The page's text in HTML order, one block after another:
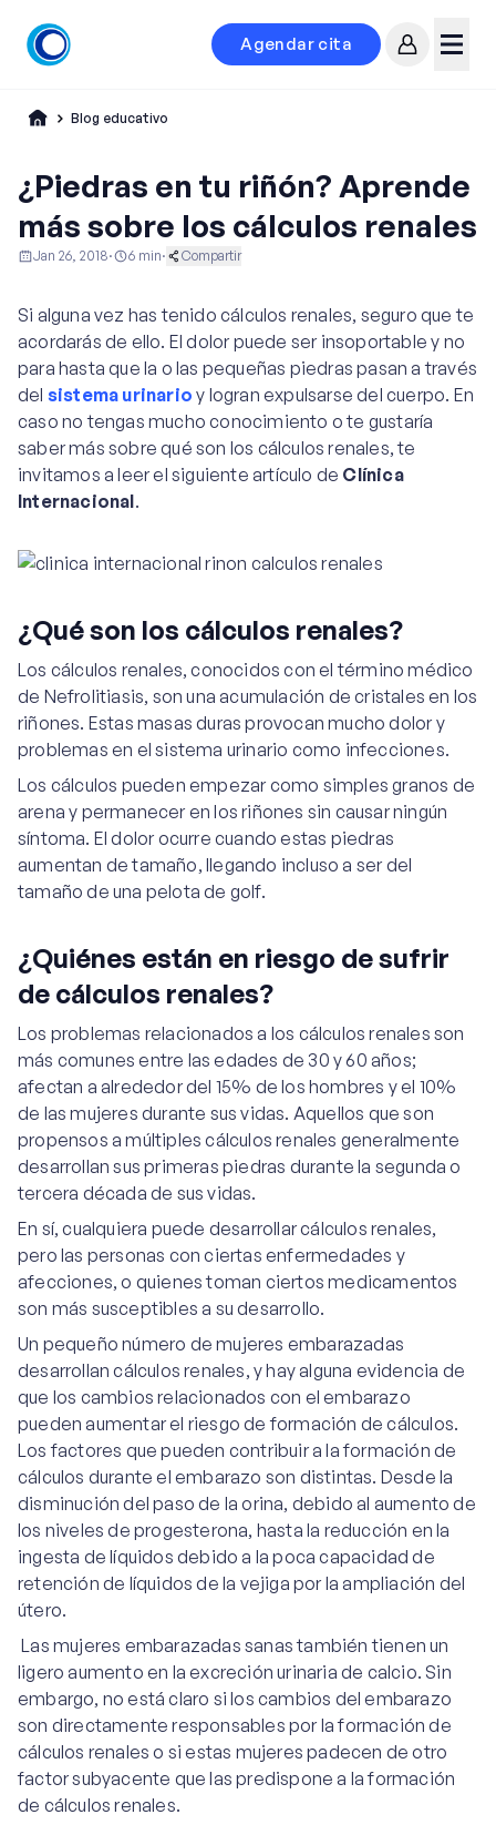
Agendar cita
Blog educativo
¿Piedras en tu riñón? Aprende
más sobre los cálculos renales
Jan 26, 2018· 6 min· Compartir
Educación al Paciente
Ginecología y Obstetricia
Urología
Si alguna vez has tenido cálculos renales, seguro que te
acordarás de ello. El dolor puede ser insoportable y no
para hasta que la o las pequeñas piedras pasan a través
del sistema urinario y logran expulsarse del cuerpo. En
caso no tengas mucho conocimiento o te gustaría
saber más sobre qué son los cálculos renales, te
invitamos a leer el siguiente artículo de Clínica
Internacional.
¿Qué son los cálculos renales?
Los cálculos renales, conocidos con el término médico
de Nefrolitiasis, son una acumulación de cristales en los
riñones. Estas masas duras provocan mucho dolor y
problemas en el sistema urinario como infecciones.
Los cálculos pueden empezar como simples granos de
arena y permanecer en los riñones sin causar ningún
síntoma. El dolor ocurre cuando estas piedras
aumentan de tamaño, llegando incluso a ser del
tamaño de una pelota de golf.
¿Quiénes están en riesgo de sufrir
de cálculos renales?
Los problemas relacionados a los cálculos renales son
más comunes entre las edades de 30 y 60 años;
afectan a alrededor del 15% de los hombres y el 10%
de las mujeres durante sus vidas. Aquellos que son
propensos a múltiples cálculos renales generalmente
desarrollan sus primeras piedras durante la segunda o
tercera década de sus vidas.
En sí, cualquiera puede desarrollar cálculos renales,
pero las personas con ciertas enfermedades y
afecciones, o quienes toman ciertos medicamentos
son más susceptibles a su desarrollo.
Un pequeño número de mujeres embarazadas
desarrollan cálculos renales, y hay alguna evidencia de
que los cambios relacionados con el embarazo
pueden aumentar el riesgo de formación de cálculos.
Los factores que pueden contribuir a la formación de
cálculos durante el embarazo son distintas. Desde la
disminución del paso de la orina, debido al aumento de
los niveles de progesterona, hasta la reducción en la
ingesta de líquidos debido a la poca capacidad de
retención de líquidos de la vejiga por la ampliación del
útero.
Las mujeres embarazadas sanas también tienen un
ligero aumento en la excreción urinaria de calcio. Sin
embargo, no está claro si los cambios del embarazo
son directamente responsables por la formación de
cálculos renales o si estas mujeres padecen de otro
factor subyacente que las predispone a la formación
de cálculos renales.